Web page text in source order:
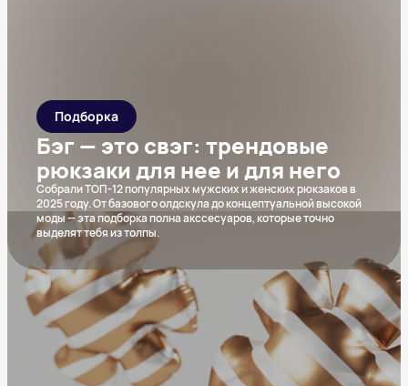
Подборка
Бэг — это свэг: трендовые
рюкзаки для нее и для него
Собрали ТОП-12 популярных мужских и женских рюкзаков в
2025 году. От базового олдскула до концептуальной высокой
моды — эта подборка полна акссесуаров, которые точно
выделят тебя из толпы.